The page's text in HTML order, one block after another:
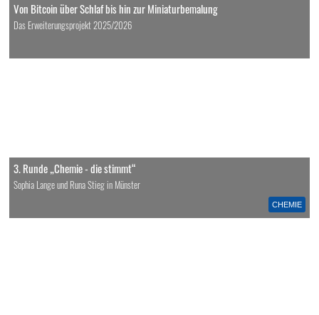
Von Bitcoin über Schlaf bis hin zur Miniaturbemalung
Das Erweiterungsprojekt 2025/2026
CHEMIE
3. Runde „Chemie - die stimmt“
Sophia Lange und Runa Stieg in Münster